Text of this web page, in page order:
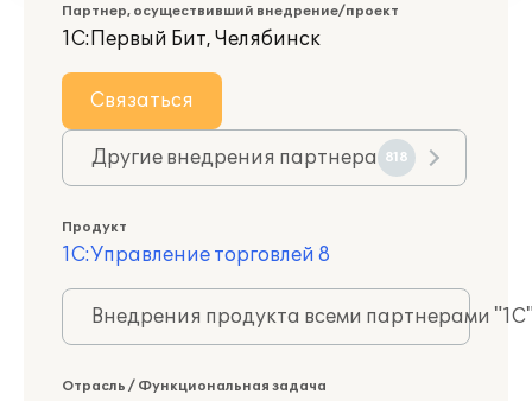
Партнер, осуществивший внедрение/проект
1С:Первый Бит, Челябинск
Связаться
Другие внедрения партнера 818
Продукт
1С:Управление торговлей 8
Внедрения продукта всеми партнерами
Отрасль / Функциональная задача